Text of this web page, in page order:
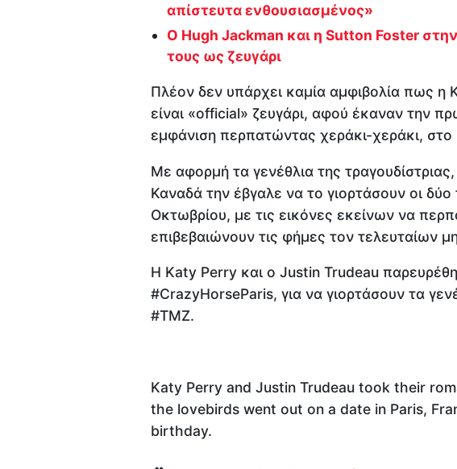
απίστευτα ενθουσιασμένος»
Ο Hugh Jackman και η Sutton Foster
τους ως ζευγάρι
Πλέον δεν υπάρχει καμία αμφιβολία πως η
είναι «official» ζευγάρι, αφού έκαναν την
εμφάνιση περπατώντας χεράκι-χεράκι, στο
Με αφορμή τα γενέθλια της
Καναδά την έβγαλε να το γιορτάσουν οι
Οκτωβρίου, με τις εικόνες εκείνων να
επιβεβαιώνουν τις φήμες τον τελευταίων
Η Katy Perry και ο Justin Trudeau
#CrazyHorseParis, για να γιορτάσουν τα
#TMZ.
Katy Perry and Justin Trudeau took their
the lovebirds went out on a date in Paris,
birthday.